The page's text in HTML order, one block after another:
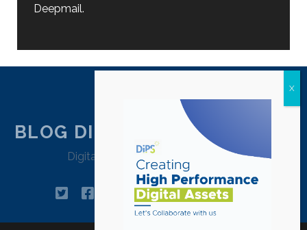
Deepmail.
BLOG DIPSTRATEGY JAKARTA
Digital Agency Jakarta – Indonesia
twitterfacebookinstagram
linkedin
tiktokpinterest
youtube